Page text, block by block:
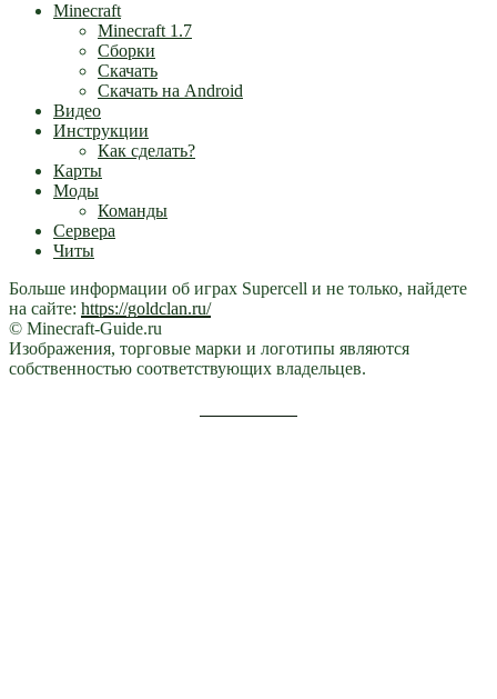
Minecraft
Minecraft 1.7
Сборки
Скачать
Скачать на Android
Видео
Инструкции
Как сделать?
Карты
Моды
Команды
Сервера
Читы
Больше информации об играх Supercell и не только, найдете
на сайте: https://goldclan.ru/
© Minecraft-Guide.ru
Изображения, торговые марки и логотипы являются
собственностью соответствующих владельцев.